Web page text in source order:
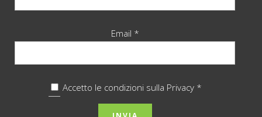
Email *
Accetto le condizioni sulla Privacy *